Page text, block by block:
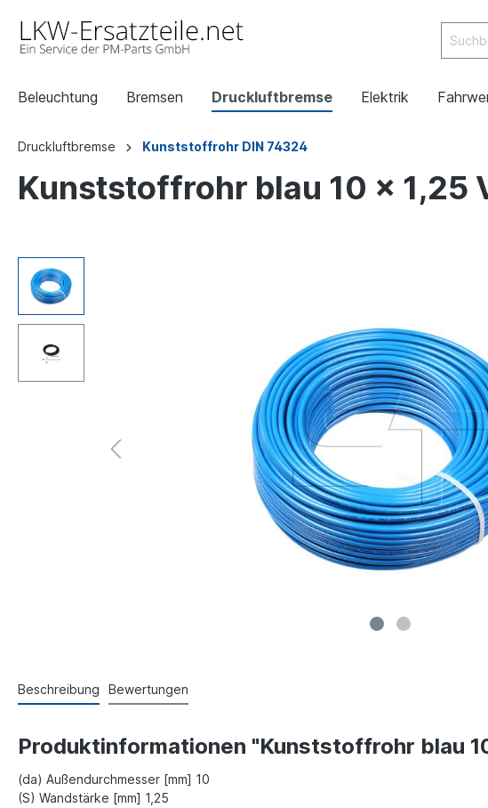
Beleuchtung Bremsen Druckluftbremse Elektrik
Druckluftbremse Kunststoffrohr DIN 74324
Kunststoffrohr blau 10 x 1,25
Beschreibung Bewertungen
Produktinformationen "Kunststoffrohr blau
(da) Außendurchmesser [mm] 10
(S) Wandstärke [mm] 1,25